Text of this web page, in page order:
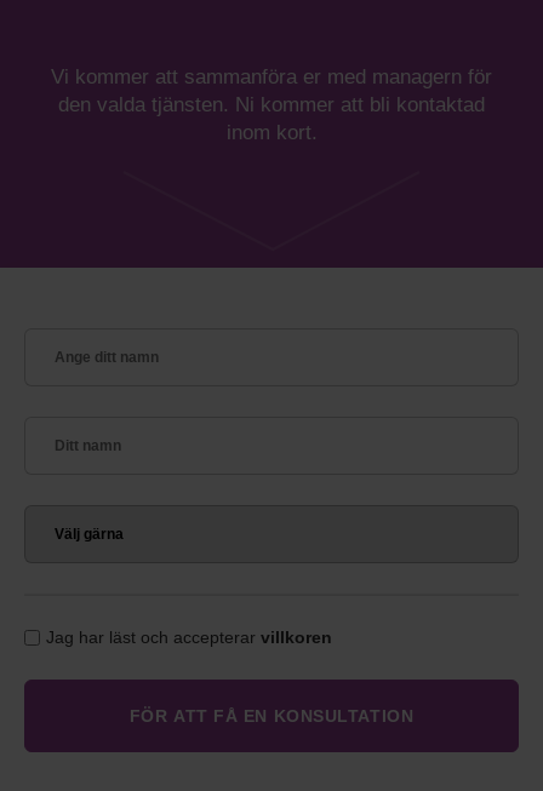
Vi kommer att sammanföra er med managern för
den valda tjänsten. Ni kommer att bli kontaktad
inom kort.
Jag har läst och accepterar villkoren